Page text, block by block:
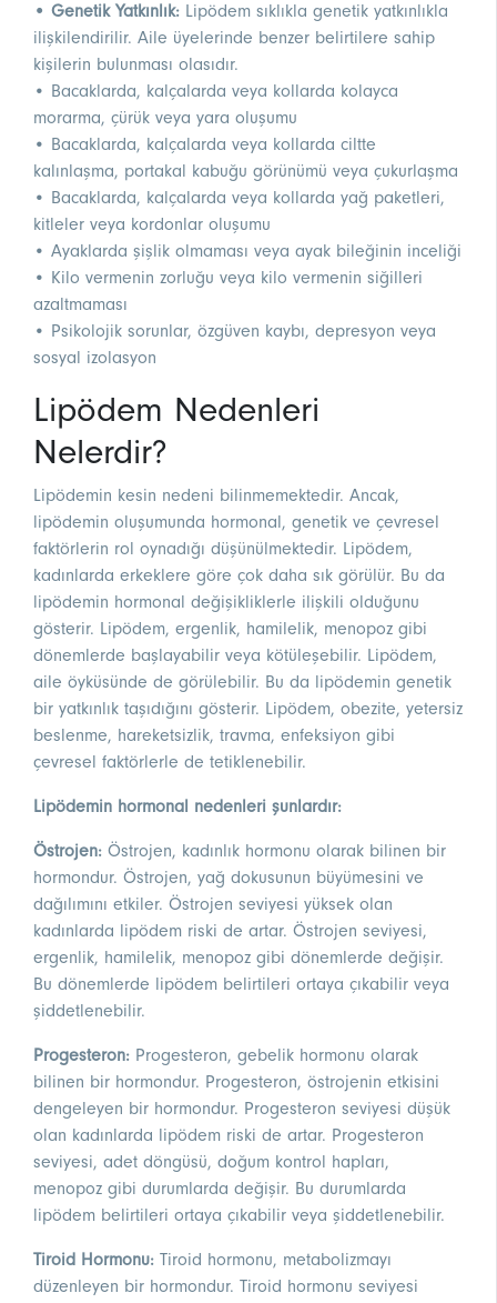
• Genetik Yatkınlık: Lipödem sıklıkla genetik yatkınlıkla
ilişkilendirilir. Aile üyelerinde benzer belirtilere sahip
kişilerin bulunması olasıdır.
• Bacaklarda, kalçalarda veya kollarda kolayca
morarma, çürük veya yara oluşumu
• Bacaklarda, kalçalarda veya kollarda ciltte
kalınlaşma, portakal kabuğu görünümü veya çukurlaşma
• Bacaklarda, kalçalarda veya kollarda yağ paketleri,
kitleler veya kordonlar oluşumu
• Ayaklarda şişlik olmaması veya ayak bileğinin inceliği
• Kilo vermenin zorluğu veya kilo vermenin siğilleri
azaltmaması
• Psikolojik sorunlar, özgüven kaybı, depresyon veya
sosyal izolasyon
Lipödem Nedenleri
Nelerdir?
Lipödemin kesin nedeni bilinmemektedir. Ancak,
lipödemin oluşumunda hormonal, genetik ve çevresel
faktörlerin rol oynadığı düşünülmektedir. Lipödem,
kadınlarda erkeklere göre çok daha sık görülür. Bu da
lipödemin hormonal değişikliklerle ilişkili olduğunu
gösterir. Lipödem, ergenlik, hamilelik, menopoz gibi
dönemlerde başlayabilir veya kötüleşebilir. Lipödem,
aile öyküsünde de görülebilir. Bu da lipödemin genetik
bir yatkınlık taşıdığını gösterir. Lipödem, obezite, yetersiz
beslenme, hareketsizlik, travma, enfeksiyon gibi
çevresel faktörlerle de tetiklenebilir.
Lipödemin hormonal nedenleri şunlardır:
Östrojen: Östrojen, kadınlık hormonu olarak bilinen bir
hormondur. Östrojen, yağ dokusunun büyümesini ve
dağılımını etkiler. Östrojen seviyesi yüksek olan
kadınlarda lipödem riski de artar. Östrojen seviyesi,
ergenlik, hamilelik, menopoz gibi dönemlerde değişir.
Bu dönemlerde lipödem belirtileri ortaya çıkabilir veya
şiddetlenebilir.
Progesteron: Progesteron, gebelik hormonu olarak
bilinen bir hormondur. Progesteron, östrojenin etkisini
dengeleyen bir hormondur. Progesteron seviyesi düşük
olan kadınlarda lipödem riski de artar. Progesteron
seviyesi, adet döngüsü, doğum kontrol hapları,
menopoz gibi durumlarda değişir. Bu durumlarda
lipödem belirtileri ortaya çıkabilir veya şiddetlenebilir.
Tiroid Hormonu: Tiroid hormonu, metabolizmayı
düzenleyen bir hormondur. Tiroid hormonu seviyesi